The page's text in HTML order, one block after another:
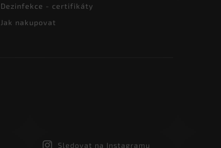
Dezinfekce - certifikáty
Jak nakupovat
Sledovat na Instagramu